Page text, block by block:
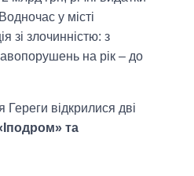
у місті
зі злочинністю: з
на рік – до
Гереги відкрилися дві
та